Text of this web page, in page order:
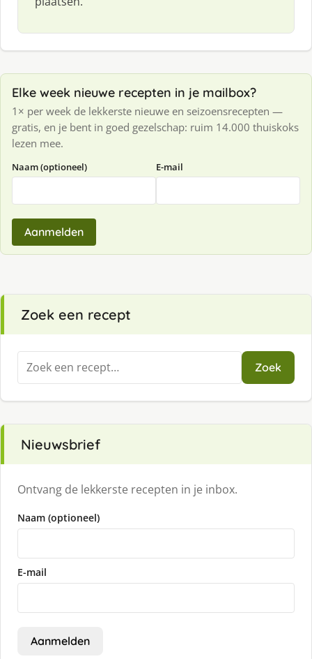
Elke week nieuwe recepten in je mailbox?
1× per week de lekkerste nieuwe en seizoensrecepten —
gratis, en je bent in goed gezelschap: ruim 14.000 thuiskoks
lezen mee.
Naam (optioneel) E-mail
Aanmelden
Zoek een recept
Zoeken
naar:
Zoek
Nieuwsbrief
Ontvang de lekkerste recepten in je inbox.
Naam (optioneel)
E-mail
Aanmelden